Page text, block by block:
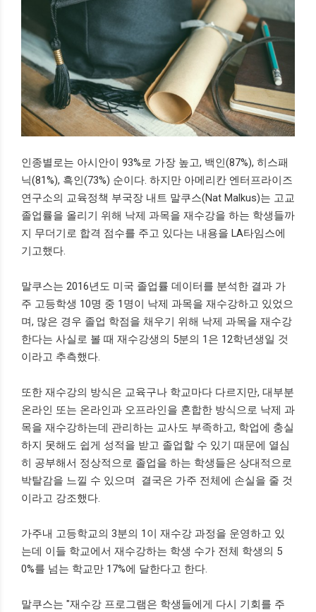
인종별로는 아시안이 93%로 가장 높고, 백인(87%), 히스패
닉(81%), 흑인(73%) 순이다. 하지만 아메리칸 엔터프라이즈
연구소의 교육정책 부국장 내트 말쿠스(Nat Malkus)는 고교
졸업률을 올리기 위해 낙제 과목을 재수강을 하는 학생들까
지 무더기로 합격 점수를 주고 있다는 내용을 LA타임스에
기고했다.
말쿠스는 2016년도 미국 졸업률 데이터를 분석한 결과 가
주 고등학생 10명 중 1명이 낙제 과목을 재수강하고 있었으
며, 많은 경우 졸업 학점을 채우기 위해 낙제 과목을 재수강
한다는 사실로 볼 때 재수강생의 5분의 1은 12학년생일 것
이라고 추측했다.
또한 재수강의 방식은 교육구나 학교마다 다르지만, 대부분
온라인 또는 온라인과 오프라인을 혼합한 방식으로 낙제 과
목을 재수강하는데 관리하는 교사도 부족하고, 학업에 충실
하지 못해도 쉽게 성적을 받고 졸업할 수 있기 때문에 열심
히 공부해서 정상적으로 졸업을 하는 학생들은 상대적으로
박탈감을 느낄 수 있으며 결국은 가주 전체에 손실을 줄 것
이라고 강조했다.
가주내 고등학교의 3분의 1이 재수강 과정을 운영하고 있
는데 이들 학교에서 재수강하는 학생 수가 전체 학생의 5
0%를 넘는 학교만 17%에 달한다고 한다.
말쿠스는 "재수강 프로그램은 학생들에게 다시 기회를 주